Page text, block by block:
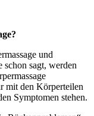
und
schon sagt, werden
mit den Körperteilen
Symptomen stehen.